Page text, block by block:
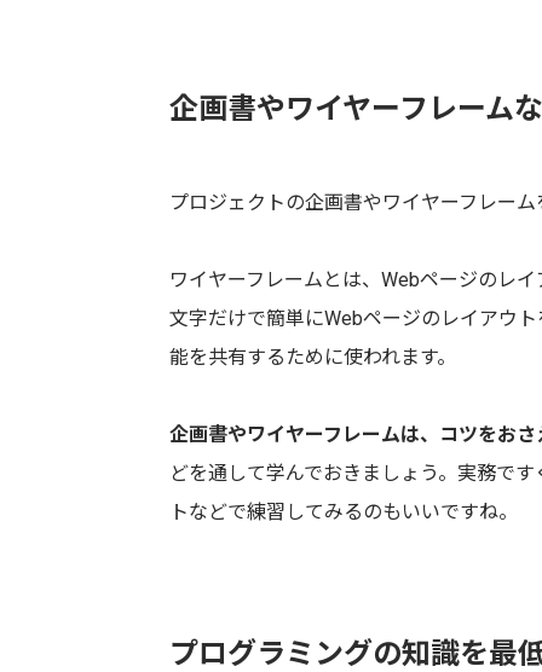
企画書やワイヤーフレーム
プロジェクトの企画書やワイヤーフレー
ワイヤーフレームとは、Webページのレ
文字だけで簡単にWebページのレイアウ
能を共有するために使われます。
企画書やワイヤーフレームは、コツをお
どを通して学んでおきましょう。実務で
トなどで練習してみるのもいいですね。
プログラミングの知識を最